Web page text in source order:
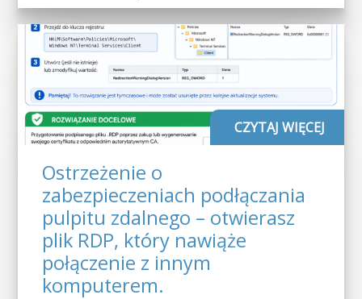
CZYTAJ WIĘCEJ
Ostrzeżenie o
zabezpieczeniach podłączania
pulpitu zdalnego – otwierasz
plik RDP, który nawiąże
połączenie z innym
komputerem.